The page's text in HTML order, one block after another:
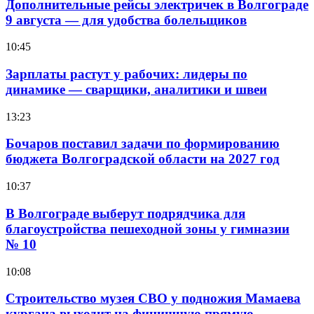
Дополнительные рейсы электричек в Волгограде
9 августа — для удобства болельщиков
10:45
Зарплаты растут у рабочих: лидеры по
динамике — сварщики, аналитики и швеи
13:23
Бочаров поставил задачи по формированию
бюджета Волгоградской области на 2027 год
10:37
В Волгограде выберут подрядчика для
благоустройства пешеходной зоны у гимназии
№ 10
10:08
Строительство музея СВО у подножия Мамаева